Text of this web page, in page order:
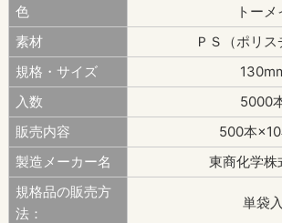
色
トーメ
素材
ＰＳ（ポリス
規格・サイズ
入数
5000
販売内容
500本
製造メーカー名
東商化学株
規格品の販売方
法：
単袋入